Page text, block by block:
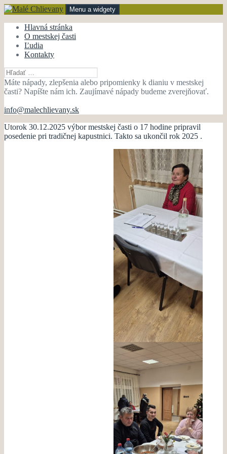
Preskočiť
na
obsah
Malé Chlievany
mestská časť Bánovce nad Bebravou
Menu a widgety
Hlavná stránka
O mestskej časti
Ľudia
Kontakty
Hľadať:
Máte nápady, zlepšenia alebo pripomienky k dianiu v mestskej
časti? Napíšte nám ich. Zaujímavé nápady budeme zverejňovať.
info@malechlievany.sk
Utorok 30.12.2025 výbor mestskej časti o 17 hodine pripravil
posedenie pri tradičnej kapustnici. Takto sa ukončil rok 2025 .